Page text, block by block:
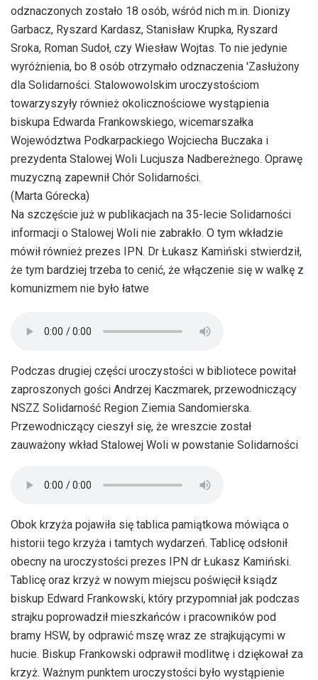
odznaczonych zostało 18 osób, wśród nich m.in. Dionizy
Garbacz, Ryszard Kardasz, Stanisław Krupka, Ryszard
Sroka, Roman Sudoł, czy Wiesław Wojtas. To nie jedynie
wyróżnienia, bo 8 osób otrzymało odznaczenia 'Zasłużony
dla Solidarności. Stalowowolskim uroczystościom
towarzyszyły również okolicznościowe wystąpienia
biskupa Edwarda Frankowskiego, wicemarszałka
Województwa Podkarpackiego Wojciecha Buczaka i
prezydenta Stalowej Woli Lucjusza Nadbereżnego. Oprawę
muzyczną zapewnił Chór Solidarności.
(Marta Górecka)
Na szczęście już w publikacjach na 35-lecie Solidarności
informacji o Stalowej Woli nie zabrakło. O tym wkładzie
mówił również prezes IPN. Dr Łukasz Kamiński stwierdził,
że tym bardziej trzeba to cenić, że włączenie się w walkę z
komunizmem nie było łatwe
Podczas drugiej części uroczystości w bibliotece powitał
zaproszonych gości Andrzej Kaczmarek, przewodniczący
NSZZ Solidarność Region Ziemia Sandomierska.
Przewodniczący cieszył się, że wreszcie został
zauważony wkład Stalowej Woli w powstanie Solidarności
Obok krzyża pojawiła się tablica pamiątkowa mówiąca o
historii tego krzyża i tamtych wydarzeń. Tablicę odsłonił
obecny na uroczystości prezes IPN dr Łukasz Kamiński.
Tablicę oraz krzyż w nowym miejscu poświęcił ksiądz
biskup Edward Frankowski, który przypomniał jak podczas
strajku poprowadził mieszkańców i pracowników pod
bramy HSW, by odprawić mszę wraz ze strajkującymi w
hucie. Biskup Frankowski odprawił modlitwę i dziękował za
krzyż. Ważnym punktem uroczystości było wystąpienie